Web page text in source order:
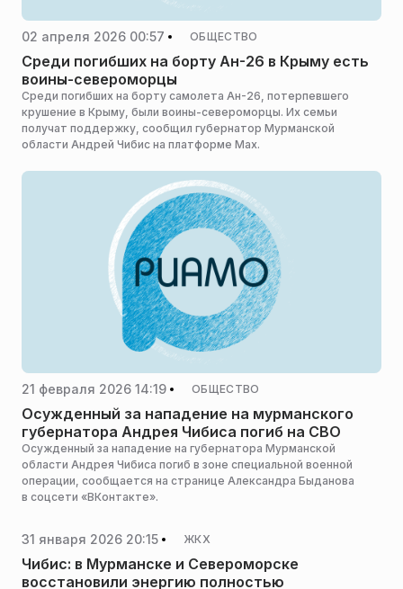
02 апреля 2026 00:57 ОБЩЕСТВО
Среди погибших на борту Ан-26 в Крыму есть
воины-североморцы
Среди погибших на борту самолета Ан-26, потерпевшего
крушение в Крыму, были воины-североморцы. Их семьи
получат поддержку, сообщил губернатор Мурманской
области Андрей Чибис на платформе Мах.
21 февраля 2026 14:19 ОБЩЕСТВО
Осужденный за нападение на мурманского
губернатора Андрея Чибиса погиб на СВО
Осужденный за нападение на губернатора Мурманской
области Андрея Чибиса погиб в зоне специальной военной
операции, сообщается на странице Александра Быданова
в соцсети «ВКонтакте».
31 января 2026 20:15 ЖКХ
Чибис: в Мурманске и Североморске
восстановили энергию полностью